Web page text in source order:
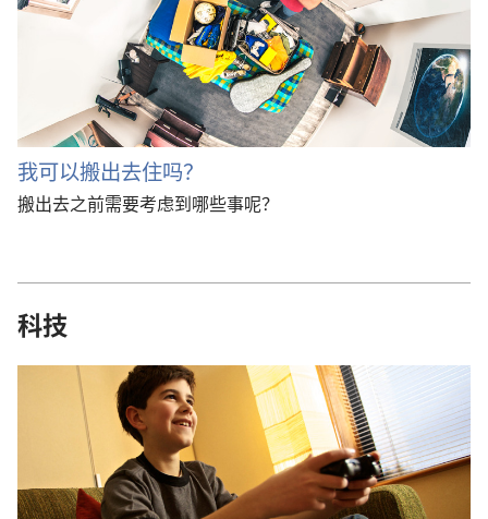
我可以搬出去住吗？
搬出去之前需要考虑到哪些事呢？
科技